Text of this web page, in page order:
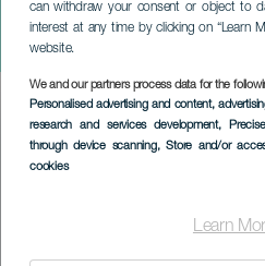
can withdraw your consent or object to
interest at any time by clicking on “Learn
website.
We and our partners process data for the
Personalised advertising and content,
research and services development,
through device scanning, Store and/or
cookies
Learn
Children of
Inhumanos
Imagen
Listado